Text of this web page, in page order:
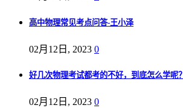
高中物理常见考点问答-王小泽
02月12日, 2023 0
好几次物理考试都考的不好，到底怎么学呢？
02月12日, 2023 0